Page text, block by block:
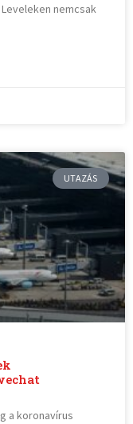
nemcsak
UTAZÁS
a koronavírus